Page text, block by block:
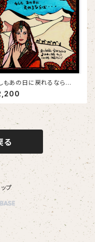
もあの日に戻れるなら
・・朗読&BGM CD
る
プ